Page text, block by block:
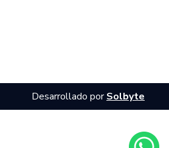
Desarrollado porSolbyte